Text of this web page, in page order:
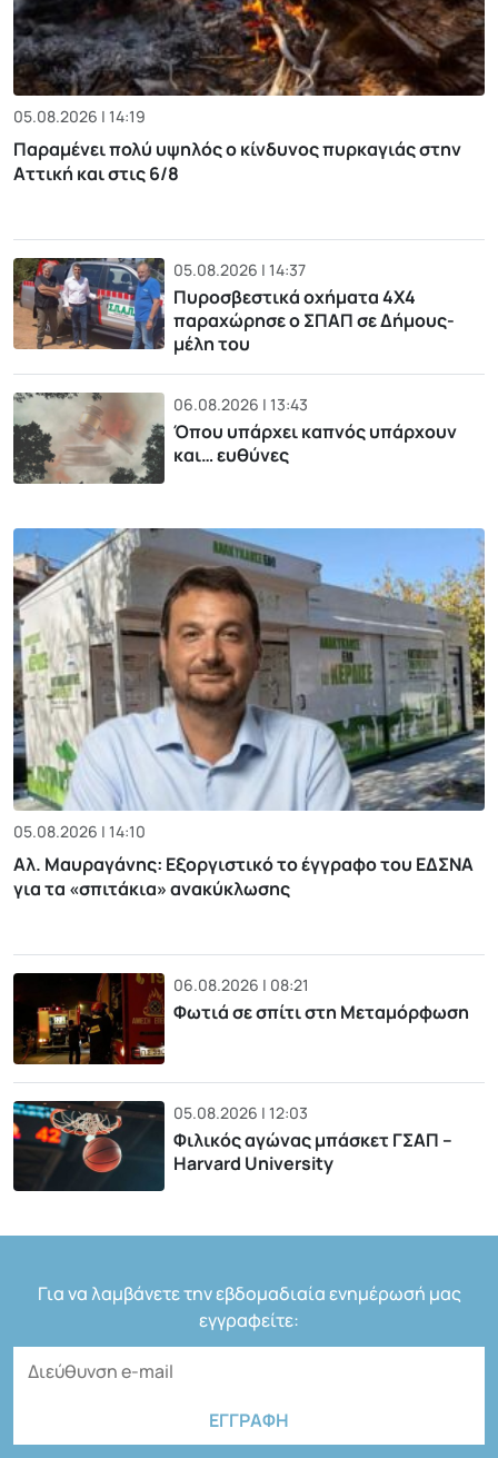
05.08.2026 | 14:19
Παραμένει πολύ υψηλός ο κίνδυνος πυρκαγιάς στην
Αττική και στις 6/8
05.08.2026 | 14:37
Πυροσβεστικά οχήματα 4Χ4
παραχώρησε ο ΣΠΑΠ σε Δήμους-
μέλη του
06.08.2026 | 13:43
Όπου υπάρχει καπνός υπάρχουν
και… ευθύνες
05.08.2026 | 14:10
Αλ. Μαυραγάνης: Εξοργιστικό το έγγραφο του ΕΔΣΝΑ
για τα «σπιτάκια» ανακύκλωσης
06.08.2026 | 08:21
Φωτιά σε σπίτι στη Μεταμόρφωση
05.08.2026 | 12:03
Φιλικός αγώνας μπάσκετ ΓΣΑΠ –
Harvard University
Για να λαμβάνετε την εβδομαδιαία ενημέρωσή μας
εγγραφείτε: